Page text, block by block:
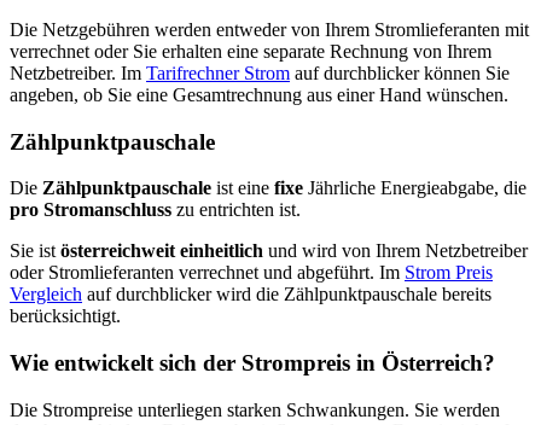
Die Netzgebühren werden entweder von Ihrem Stromlieferanten mit
verrechnet oder Sie erhalten eine separate Rechnung von Ihrem
Netzbetreiber. Im Tarifrechner Strom auf durchblicker können Sie
angeben, ob Sie eine Gesamtrechnung aus einer Hand wünschen.
Zählpunktpauschale
Die Zählpunktpauschale ist eine fixe Jährliche Energieabgabe, die
pro Stromanschluss zu entrichten ist.
Sie ist österreichweit einheitlich und wird von Ihrem Netzbetreiber
oder Stromlieferanten verrechnet und abgeführt. Im Strom Preis
Vergleich auf durchblicker wird die Zählpunktpauschale bereits
berücksichtigt.
Wie entwickelt sich der Strompreis in Österreich?
Die Strompreise unterliegen starken Schwankungen. Sie werden